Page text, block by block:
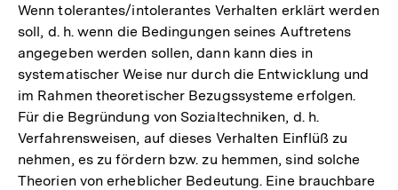
Wenn tolerantes/intolerantes Verhalten erklärt werden
soll, d. h. wenn die Bedingungen seines Auftretens
angegeben werden sollen, dann kann dies in
systematischer Weise nur durch die Entwicklung und
im Rahmen theoretischer Bezugssysteme erfolgen.
Für die Begründung von Sozialtechniken, d. h.
Verfahrensweisen, auf dieses Verhalten Einflüß zu
nehmen, es zu fördern bzw. zu hemmen, sind solche
Theorien von erheblicher Bedeutung. Eine brauchbare